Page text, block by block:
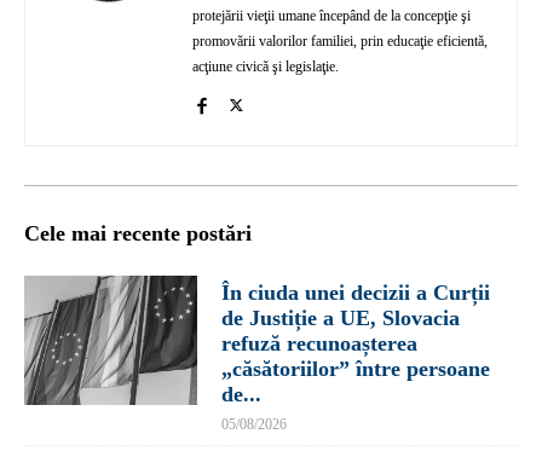
protejării vieţii umane începând de la concepţie şi
promovării valorilor familiei, prin educaţie eficientă,
acţiune civică şi legislaţie.
Cele mai recente postări
În ciuda unei decizii a Curții
de Justiție a UE, Slovacia
refuză recunoașterea
„căsătoriilor” între persoane
de...
05/08/2026